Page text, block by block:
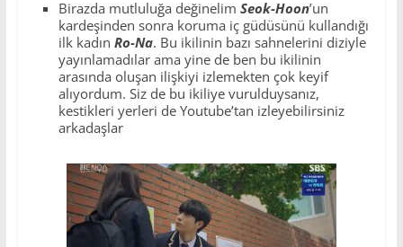
Birazda mutluluğa değinelim Seok-Hoon’un
kardeşinden sonra koruma iç güdüsünü kullandığı
ilk kadın Ro-Na. Bu ikilinin bazı sahnelerini diziyle
yayınlamadılar ama yine de ben bu ikilinin
arasında oluşan ilişkiyi izlemekten çok keyif
alıyordum. Siz de bu ikiliye vurulduysanız,
kestikleri yerleri de Youtube’tan izleyebilirsiniz
arkadaşlar